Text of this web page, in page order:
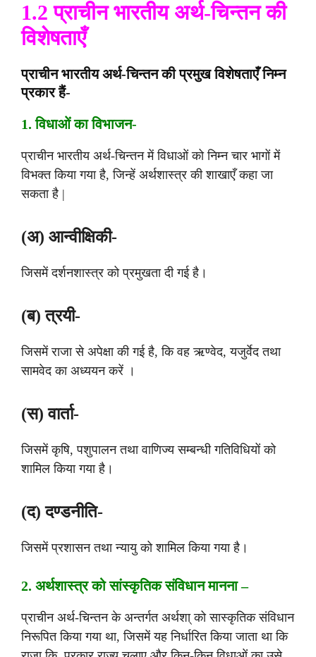
1.2 प्राचीन भारतीय अर्थ-चिन्तन की
विशेषताएँ
प्राचीन भारतीय अर्थ-चिन्तन की प्रमुख विशेषताएँ निम्न
प्रकार हैं-
1. विधाओं का विभाजन-
प्राचीन भारतीय अर्थ-चिन्तन में विधाओं को निम्न चार भागों में
विभक्त किया गया है, जिन्हें अर्थशास्त्र की शाखाएँ कहा जा
सकता है |
(अ) आन्वीक्षिकी-
जिसमें दर्शनशास्त्र को प्रमुखता दी गई है।
(ब) त्रयी-
जिसमें राजा से अपेक्षा की गई है, कि वह ऋण्वेद, यजुर्वेद तथा
सामवेद का अध्ययन करें ।
(स) वार्ता-
जिसमें कृषि, पशुपालन तथा वाणिज्य सम्बन्धी गतिविधियों को
शामिल किया गया है।
(द) दण्डनीति-
जिसमें प्रशासन तथा न्यायु को शामिल किया गया है।
2. अर्थशास्त्र को सांस्कृतिक संविधान मानना –
प्राचीन अर्थ-चिन्तन के अन्तर्गत अर्थशा् को सास्कृतिक संविधान
निरूपित किया गया था, जिसमें यह निर्धारित किया जाता था कि